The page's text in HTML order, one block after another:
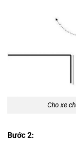
Cho xe
Bước 2: